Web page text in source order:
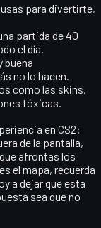
para divertirte,
partida de 40
el día.
buena
no lo hacen.
como las skins,
tóxicas.
en CS2:
de la pantalla,
afrontas los
el mapa, recuerda
a dejar que esta
sea que no